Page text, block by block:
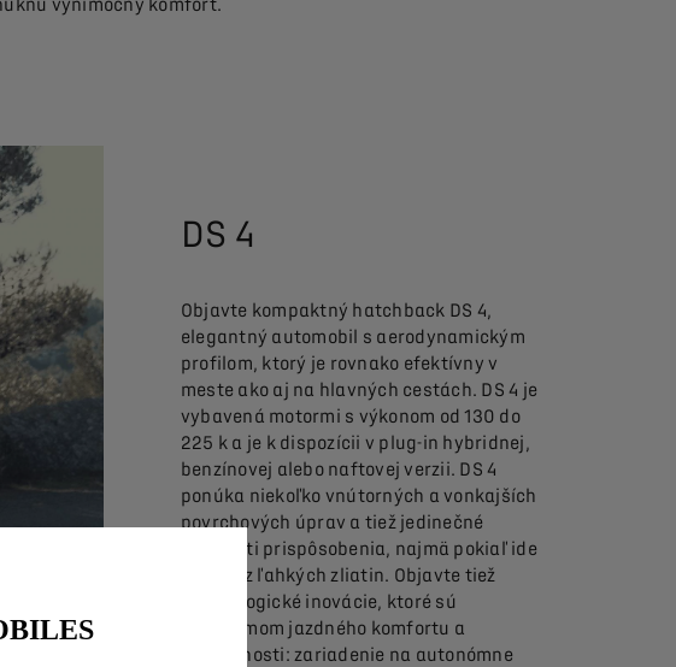
výnimočný komfort.
DS 4
Objavte kompaktný hatchback DS 4,
elegantný automobil s aerodynamickým
profilom, ktorý je rovnako efektívny v
meste ako aj na hlavných cestách. DS 4 je
vybavená motormi s výkonom od 130 do
225 k a je k dispozícii v plug-in hybridnej,
benzínovej alebo naftovej verzii. DS 4
ponúka niekoľko vnútorných a vonkajších
povrchových úprav a tiež jedinečné
možnosti prispôsobenia, najmä pokiaľ ide
o disky z ľahkých zliatin. Objavte tiež
technologické inovácie, ktoré sú
synonymom jazdného komfortu a
bezpečnosti: zariadenie na autonómne